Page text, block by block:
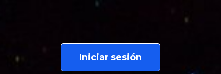
Iniciar sesión